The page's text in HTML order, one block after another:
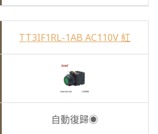
TT3IF1RL-1AB AC110V 紅
自動復歸◉